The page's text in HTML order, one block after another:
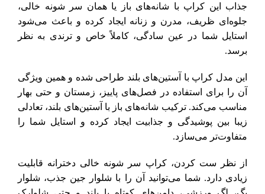
جذاب این کراپ با شانه‌های باز یا همان سر شونه خالی،
جلوه‌ای ظریف، مدرن و زنانه ایجاد کرده و باعث می‌شود
استایل شما در عین سادگی، کاملاً خاص و ترندی به نظر
برسد.
این مدل کراپ با آستین‌های بلند طراحی شده و همین ویژگی
آن را برای استفاده در فصل‌های پاییز، زمستان و حتی بهار
مناسب می‌کند. ترکیب شانه‌های باز با آستین‌های بلند، تعادلی
زیبا بین پوشیدگی و جذابیت ایجاد کرده و استایل شما را
متفاوت‌تر می‌سازد.
از نظر ست کردن، کراپ سر شونه خالی دخترانه قابلیت
زیادی دارد. شما می‌توانید آن را با شلوار جین جذب، شلوار